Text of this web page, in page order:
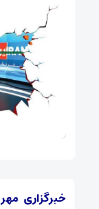
خبرگزاری